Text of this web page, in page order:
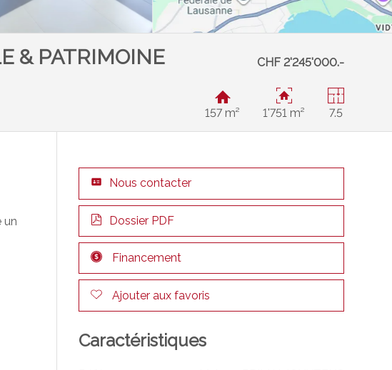
& PATRIMOINE CHF 2'245'000.-
157 m² 1'751 m² 7.5
un
Nous contacter
Dossier PDF
Financement
Ajouter aux favoris
Caractéristiques